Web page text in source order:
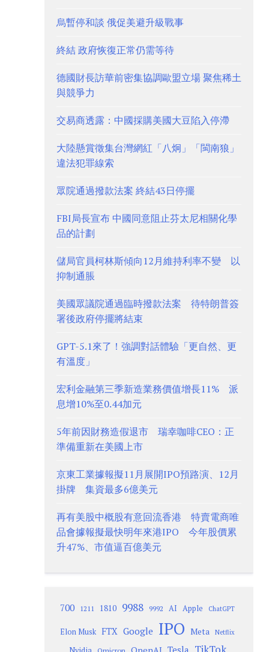
烏暫停和談 俄促美避升級戰事
終結 政府恢復正常仍需等待
德國財長訪華前密集協調歐盟立場 聚焦稀土
與競爭力
交易商透露：中國採購美國大豆陷入停滯
大陸懸賞徵集台灣網紅「八炯」「閩南狼」
違法犯罪線索
眾院通過撥款法案 終結43日停擺
FBI局長宣布 中國同意阻止芬太尼相關化學
品的計劃
儲局官員柯林斯傾向12月維持利率不變 以
抑制通脹
美國眾議院通過臨時撥款法案 待特朗普簽
署後政府停擺將結束
GPT-5.1來了！強調對話體驗「更自然、更
有溫度」
宏利金融第三季新造業務價值增長11% 派
息增10%至0.44加元
5年前因財務造假退市 瑞幸咖啡CEO：正
準備重新在美國上市
京東工業據報擬11月展開IPO預路演、12月
掛牌 集資最多6億美元
再有美股中概股有意回流香港 特賣電商唯
品會據報擬最快明年來港IPO 今年股價累
升47%、市值逼百億美元
700 1211 1810 9988 9992 AI Apple ChatGPT
Elon Musk FTX Google IPO Meta Netflix